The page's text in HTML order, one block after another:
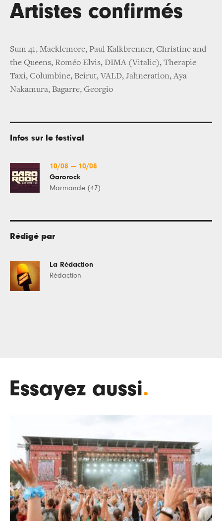
Artistes confirmés
Sum 41, Macklemore, Paul Kalkbrenner, Christine and
the Queens, Roméo Elvis, DIMA (Vitalic), Therapie
Taxi, Columbine, Beirut, VALD, Jahneration, Aya
Nakamura, Bagarre, Georgio
Infos sur le festival
10/08 — 10/08
Garorock
Marmande (47)
Rédigé par
La Rédaction
Rédaction
Essayez aussi.